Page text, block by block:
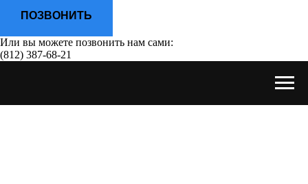
ПОЗВОНИТЬ
Или вы можете позвонить нам сами:
(812) 387-68-21